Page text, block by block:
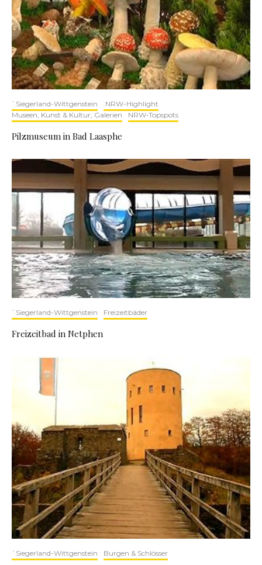
`Siegerland-Wittgenstein
.NRW-Highlight
Museen, Kunst & Kultur, Galerien
NRW‑Topspots
Pilzmuseum in Bad Laasphe
`Siegerland-Wittgenstein Freizeitbäder
Freizeitbad in Netphen
`Siegerland-Wittgenstein Burgen & Schlösser